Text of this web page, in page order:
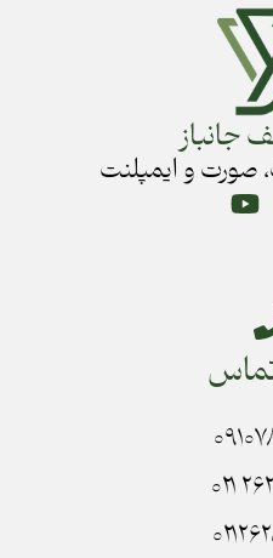
جانباز
صورت و ایمپلنت